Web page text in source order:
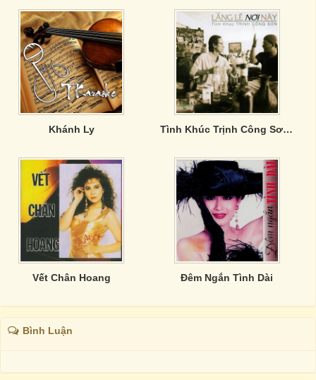
Khánh Ly Tình Khúc Trịnh Công Sơn - Lặng Lẽ Nơi Này
Vết Chân Hoang Đêm Ngắn Tình Dài
Bình Luận